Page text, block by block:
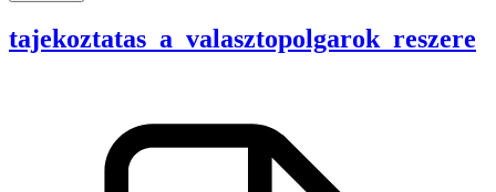
tajekoztatas_a_valasztopolgarok_reszere